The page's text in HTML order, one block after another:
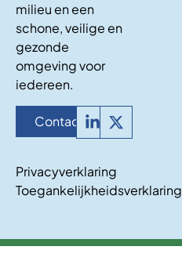
milieu en een
schone, veilige en
gezonde
omgeving voor
iedereen.
Contact
Privacyverklaring
Toegankelijkheidsverklaring